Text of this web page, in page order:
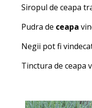
Siropul de ceapa
Pudra de ceapa
Negii pot fi
Tinctura de ceapa